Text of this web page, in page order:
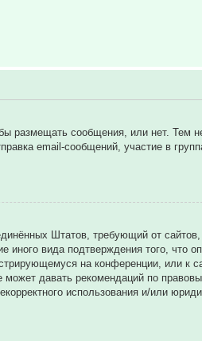
размещать сообщения, или нет. Тем
email-сообщений, участие в
Штатов, требующий от
иного вида подтверждения того, что
на конференции, или к
давать рекомендаций по
использования и/или